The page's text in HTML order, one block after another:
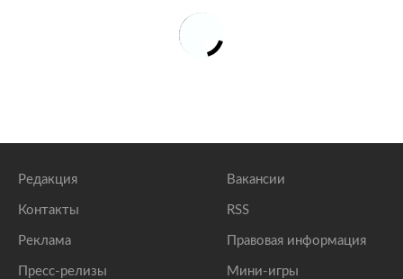
Редакция
Контакты
Реклама
Пресс-релизы
Вакансии
RSS
Правовая информация
Мини-игры